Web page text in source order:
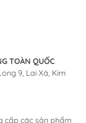
TOÀN QUỐC
9, Lai Xá, Kim
cấp các sản phẩm